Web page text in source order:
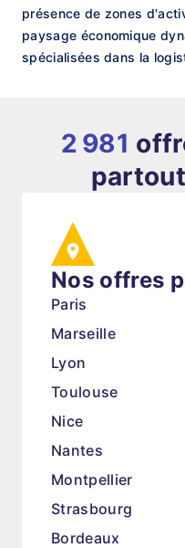
présence de zones
paysage économique
spécialisées dans la
2 981
Nos offres
Paris
Marseille
Lyon
Toulouse
Nice
Nantes
Montpellier
Strasbourg
Bordeaux